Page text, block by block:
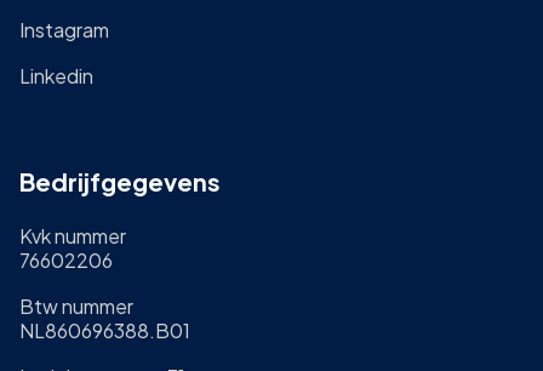
Instagram
Linkedin
Bedrijfgegevens
Kvk nummer
76602206
Btw nummer
NL860696388.B01